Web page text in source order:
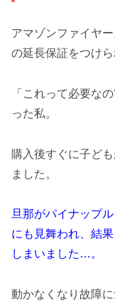
アマゾンファイヤ
の延長保証をつけ
「これって必要な
った私。
購入後すぐに子ど
ました。
旦那がパイナップ
にも見舞われ、結
しまいました…。
動かなくなり故障